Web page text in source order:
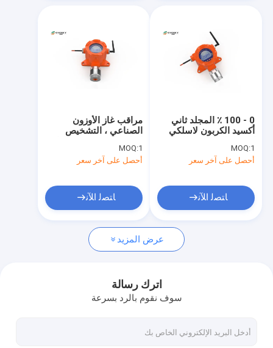
منتجات
معلومات عنا
جولة في المعمل
اتصل بنا
اطلب اقتباس
News
كاشفات الغاز الصناعي
كاشف الغاز السام
محمول متعدد الغاز كاشف
مراقب غاز الأوزون
الصناعي ، التشخيص
الفضاء المحصورة
MOQ:1
أحصل على آخر سعر
ﺎﺘﺼﻟ ﺍﻶﻧ
0 - 100 ٪ المجلد ثاني
أكسيد الكربون لاسلكي
التشغيل ثنائي اللغة
MOQ:1
أحصل على آخر سعر
ﺎﺘﺼﻟ ﺍﻶﻧ
عرض المزيد
اترك رسالة
سوف نقوم بالرد بسرعة